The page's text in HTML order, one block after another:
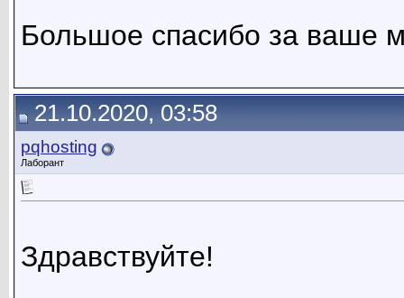
Большое спасибо за ваше
21.10.2020, 03:58
pqhosting
Лаборант
Здравствуйте!